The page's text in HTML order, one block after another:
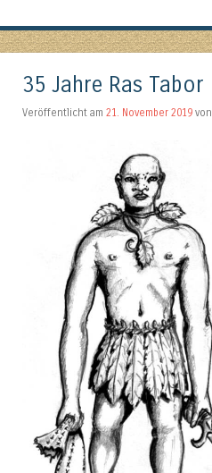
35 Jahre Ras Tabor
Veröffentlicht am 21. November 2019 von